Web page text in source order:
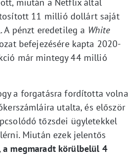
miután a Netflix által
11 millió dollárt saját
A pénzt eredetileg a White
befejezésére kapta 2020-
már mintegy 44 millió
a forgatásra fordította volna
utalta, és először
tőzsdei ügyletekkel
Miután ezek jelentős
a megmaradt körülbelül 4